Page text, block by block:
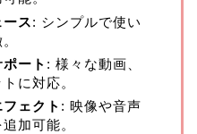
ス: シンプルで使い
ート : 様々な動画、
に対応。
ェクト : 映像や音声
加可能。